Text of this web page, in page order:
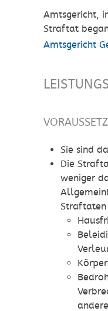
Amtsgericht,
Straftat
Amtsgericht
Sie sind
Die
weniger
Straftaten